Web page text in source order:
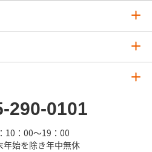
290-0101
10：00～19：00
年始を除き年中無休